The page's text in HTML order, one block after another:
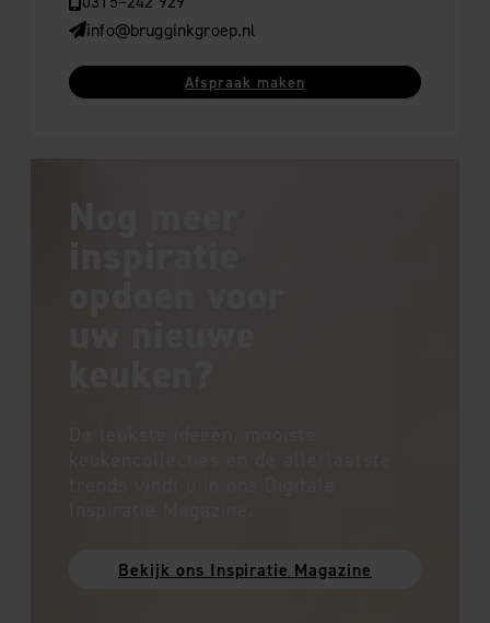
info@brugginkgroep.nl
Afspraak maken
Bekijk ons Inspiratie Magazine